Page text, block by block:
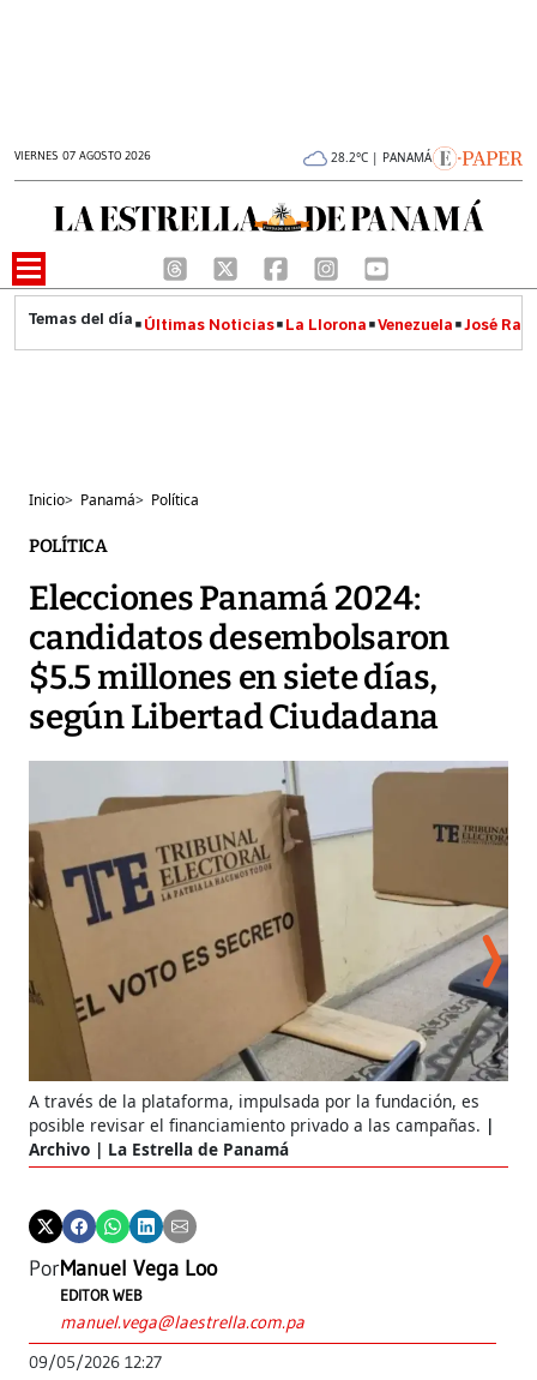
VIERNES 07 AGOSTO 2026 28.2°C | PANAMÁ
Últimas Noticias La Llorona Venezuela José
Inicio> Panamá> Política
POLÍTICA
Elecciones Panamá 2024:
candidatos desembolsaron
$5.5 millones en siete días,
según Libertad Ciudadana
A través de la plataforma, impulsada por la fundación, es
posible revisar el financiamiento privado a las campañas.
Archivo | La Estrella de Panamá
PorManuel Vega Loo
EDITOR WEB
manuel.vega@laestrella.com.pa
09/05/2026 12:27